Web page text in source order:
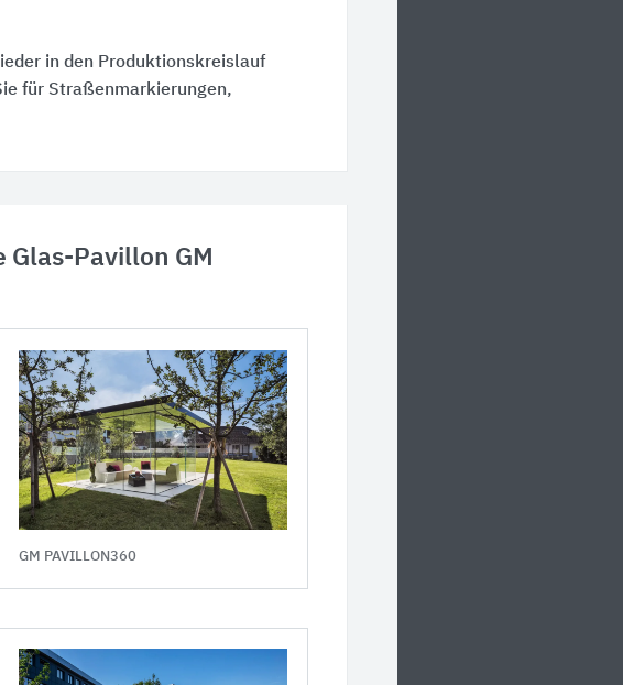
in den Produktionskreislauf
für Straßenmarkierungen,
Glas-Pavillon GM
GM PAVILLON360